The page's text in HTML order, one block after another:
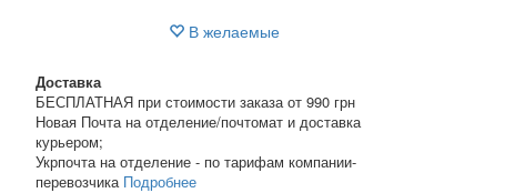
В желаемые
Доставка
БЕСПЛАТНАЯ при стоимости заказа от 990 грн
Новая Почта на отделение/почтомат и доставка
курьером;
Укрпочта на отделение - по тарифам компании-
перевозчика Подробнее